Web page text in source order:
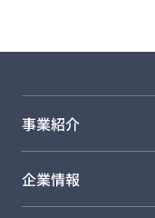
事業紹介
企業情報